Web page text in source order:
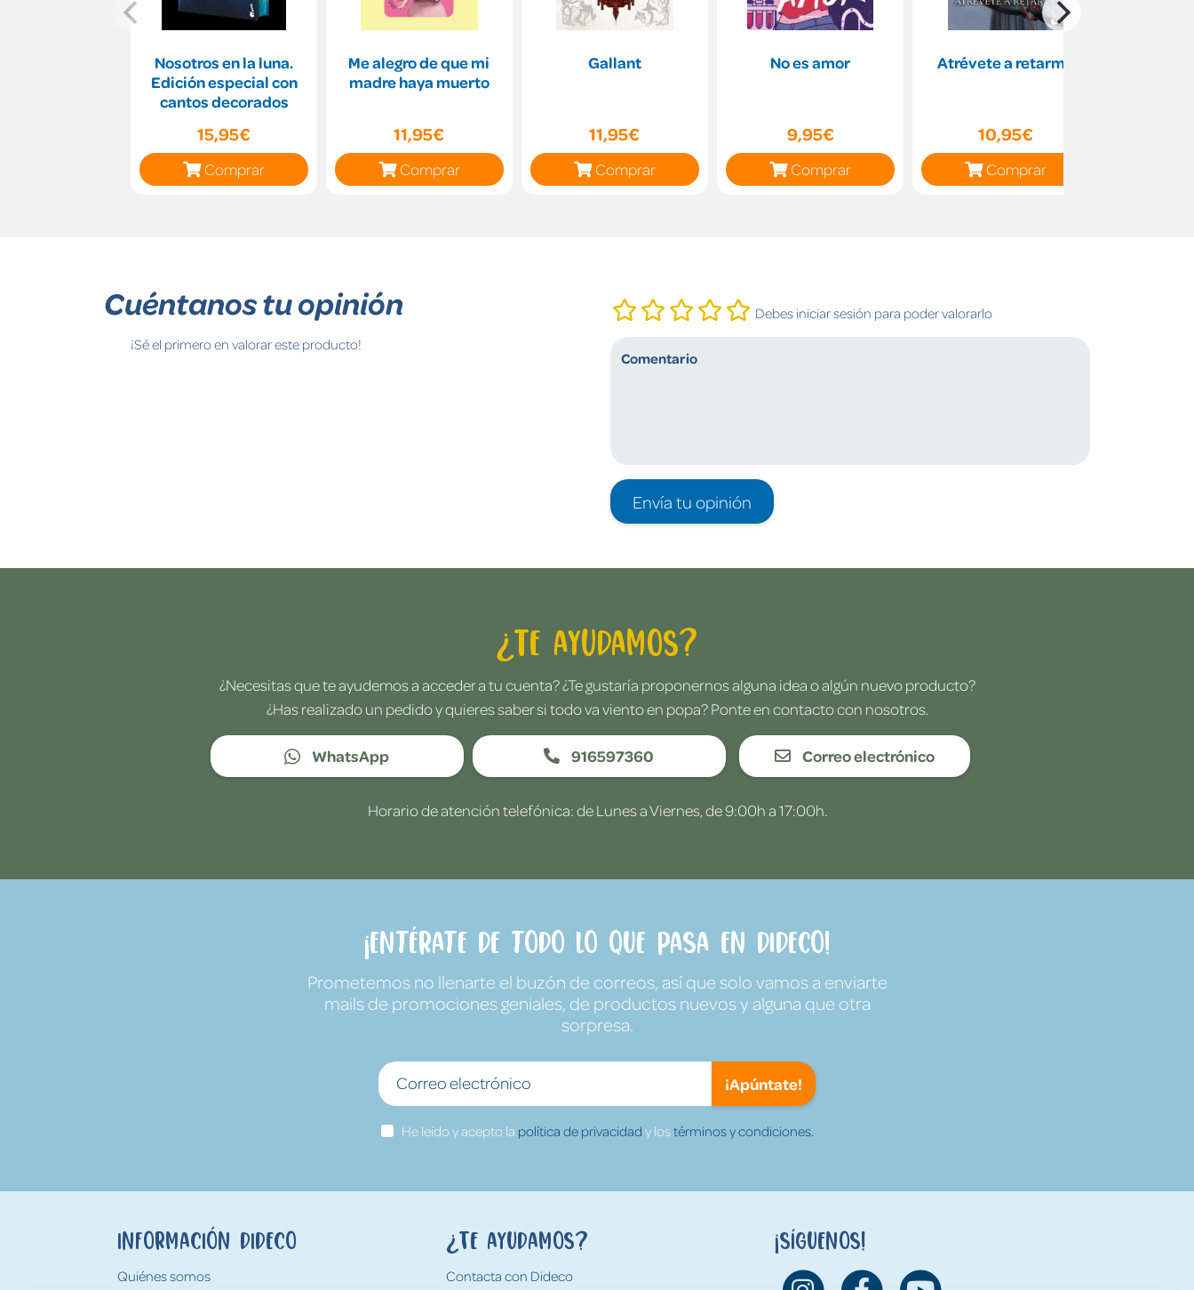
Nosotros en la luna.
Edición especial con
cantos decorados
15,95€
Comprar
Me alegro de que mi
madre haya muerto
11,95€
Comprar
Gallant
11,95€
Comprar
No es amor
9,95€
Comprar
Atrévete a retarme
10,95€
Comprar
Cuéntanos tu opinión
¡Sé el primero en valorar este producto!
Debes iniciar sesión para poder valorarlo
Envía tu opinión
¿Te ayudamos?
¿Necesitas que te ayudemos a acceder a tu cuenta? ¿Te gustaría proponernos alguna idea o algún nuevo producto?
¿Has realizado un pedido y quieres saber si todo va viento en popa? Ponte en contacto con nosotros.
WhatsApp 916597360 Correo electrónico
Horario de atención telefónica: de Lunes a Viernes, de 9:00h a 17:00h.
¡Entérate de todo lo que pasa en Dideco!
Prometemos no llenarte el buzón de correos, así que solo vamos a enviarte
mails de promociones geniales, de productos nuevos y alguna que otra
sorpresa.
¡Apúntate!
He leído y acepto la política de privacidad y lostérminos y condiciones.
Información Dideco
Quiénes somos
¿Te ayudamos?
Contacta con Dideco
¡Síguenos!